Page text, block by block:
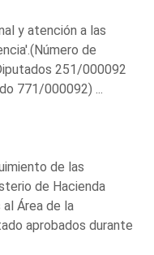
y atención a las
de
251/000092
771/000092) ...
de las
de Hacienda
Área de la
aprobados durante